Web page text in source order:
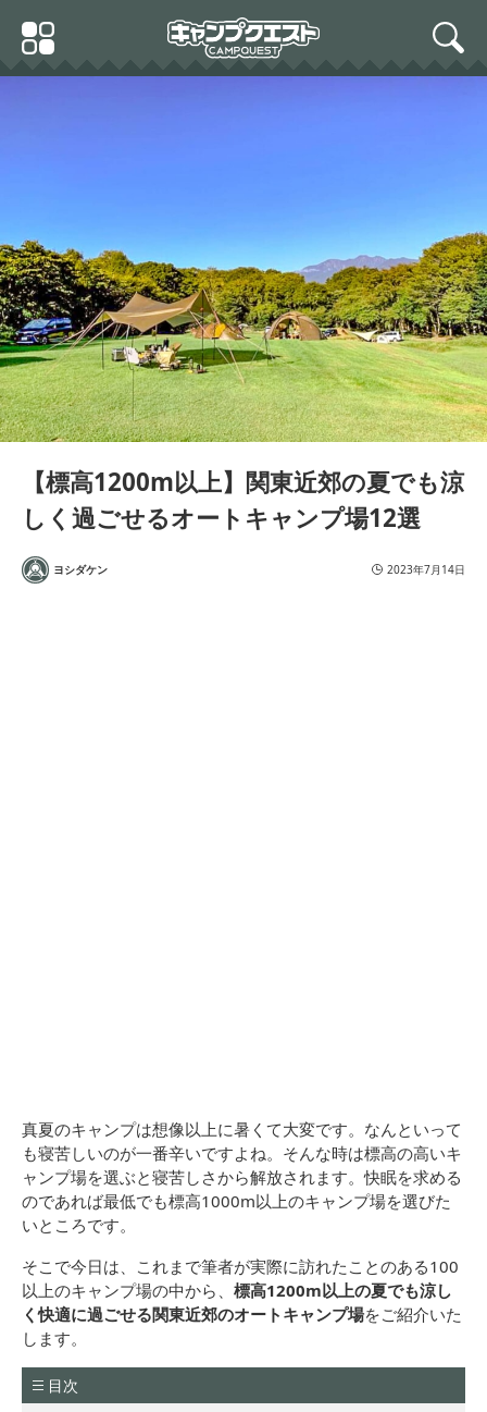
Primary
Menu
search
【標高1200m以上】関東近郊の夏でも涼
しく過ごせるオートキャンプ場12選
ヨシダケン 2023年7月14日
真夏のキャンプは想像以上に暑くて大変です。なんといって
も寝苦しいのが一番辛いですよね。そんな時は標高の高いキ
ャンプ場を選ぶと寝苦しさから解放されます。快眠を求める
のであれば最低でも標高1000m以上のキャンプ場を選びた
いところです。
そこで今日は、これまで筆者が実際に訪れたことのある100
以上のキャンプ場の中から、 標高1200m以上の夏でも涼し
く快適に過ごせる関東近郊のオートキャンプ場をご紹介いた
します。
目次